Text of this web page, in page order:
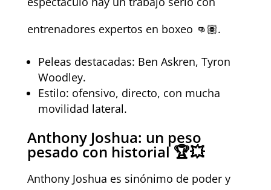
entrenadores expertos en boxeo 👊🏽.
Peleas destacadas: Ben Askren, Tyron
Woodley.
Estilo: ofensivo, directo, con mucha
movilidad lateral.
Anthony Joshua: un peso
pesado con historial 🏆💥
Anthony Joshua es sinónimo de poder y